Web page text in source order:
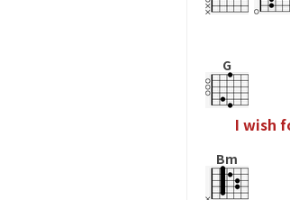
G
I wish f
Bm